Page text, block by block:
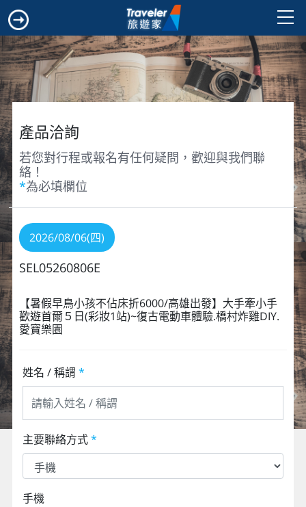
產品洽詢
若您對行程或報名有任何疑問，歡迎與我們聯
絡！
*為必填欄位
2026/08/06(四)
SEL05260806E
【暑假早鳥小孩不佔床折6000/高雄出發】大手牽小手
歡遊首爾５日(彩妝1站)~復古電動車體驗.橋村炸雞DIY.
愛寶樂園
姓名 / 稱謂 *
主要聯絡方式*
手機